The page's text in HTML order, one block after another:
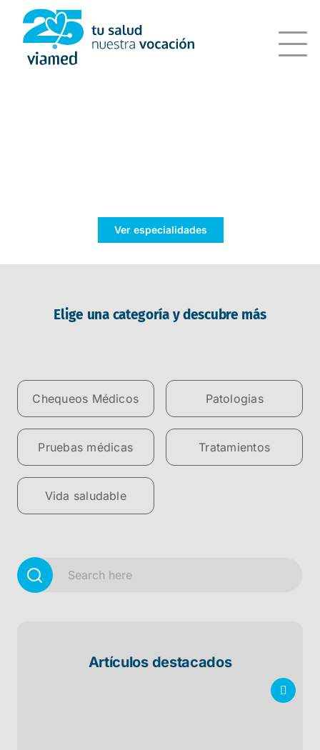
Saltar
contenido
Ver especialidades
Elige una categoría y descubre más
Chequeos Médicos Patologias
Pruebas médicas Tratamientos
Vida saludable
Artículos destacados